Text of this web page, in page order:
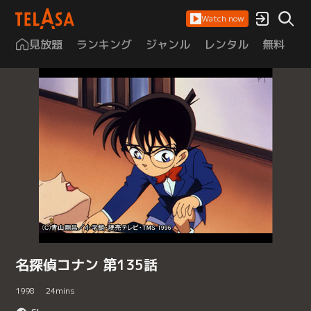
Watch now
見放題 ランキング ジャンル レンタル 無料
名探偵コナン 第135話
1998 24mins